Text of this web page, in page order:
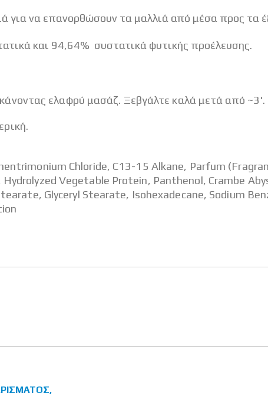
για να επανορθώσουν τα μαλλιά από μέσα προς τα
και 94,64% συστατικά φυτικής προέλευσης.
ελαφρύ μασάζ. Ξεβγάλτε καλά μετά από ~3'.
Chloride, C13-15 Alkane, Parfum
Vegetable Protein, Panthenol, Crambe
Glyceryl Stearate, Isohexadecane, Sodium